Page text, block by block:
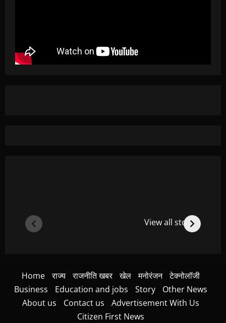
View all stories
Home राज्य राजनीति खबर खेल मनोरंजन
टेक्नोलॉजी
Business
Education and jobs Story
Other News
About us
Contact us
Advertisement With Us
Citizen First News